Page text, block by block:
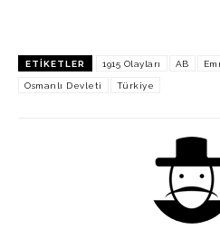
ETIKETLER 1915 Olayları AB
Osmanlı Devleti Türkiye